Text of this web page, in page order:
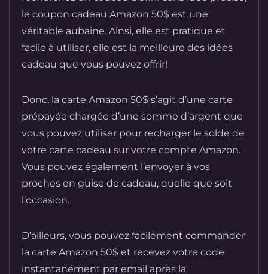
le coupon cadeau Amazon 50$ est une
véritable aubaine. Ainsi, elle est pratique et
facile à utiliser, elle est la meilleure des idées
cadeau que vous pouvez offrir!
Donc, la carte Amazon 50$ s’agit d’une carte
prépayée chargée d’une somme d’argent que
vous pouvez utiliser pour recharger le solde de
votre carte cadeau sur votre compte Amazon.
Vous pouvez également l’envoyer à vos
proches en guise de cadeau, quelle que soit
l’occasion.
D’ailleurs, vous pouvez facilement commander
la carte Amazon 50$ et recevez votre code
instantanément par email après la